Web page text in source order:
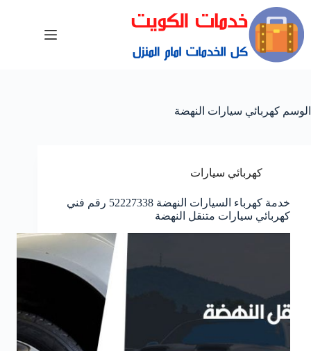
الوسم كهربائي سيارات النهضة
كهربائي سيارات
خدمة كهرباء السيارات النهضة 52227338 رقم فني
كهربائي سيارات متنقل النهضة